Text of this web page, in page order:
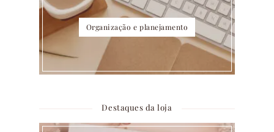
Organização e planejamento
Destaques da loja